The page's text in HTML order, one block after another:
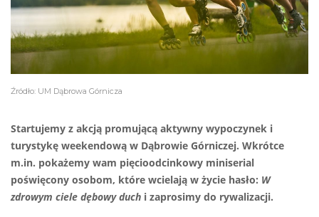
Źródło: UM Dąbrowa Górnicza
Startujemy z akcją promującą aktywny wypoczynek i
turystykę weekendową w Dąbrowie Górniczej. Wkrótce
m.in. pokażemy wam pięcioodcinkowy miniserial
poświęcony osobom, które wcielają w życie hasło: W
zdrowym ciele dębowy duch i zaprosimy do rywalizacji.